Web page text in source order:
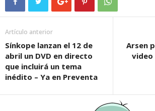
Artículo anterior
Sínkope lanzan el 12 de
abril un DVD en directo
que incluirá un tema
inédito – Ya en Preventa
Arsen
video